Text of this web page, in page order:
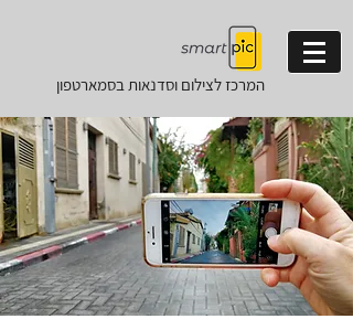
המרכז לצילום וסדנאותבסמארטפון